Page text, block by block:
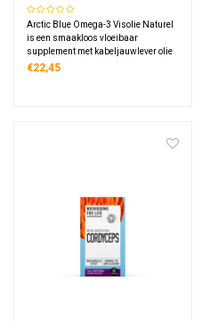
DHA & EPA
Arctic Blue Omega-3 Visolie Naturel
is een smaakloos vloeibaar
supplement met kabeljauwlever olie
uit Noorwegen. Deze MSC-
€22,45